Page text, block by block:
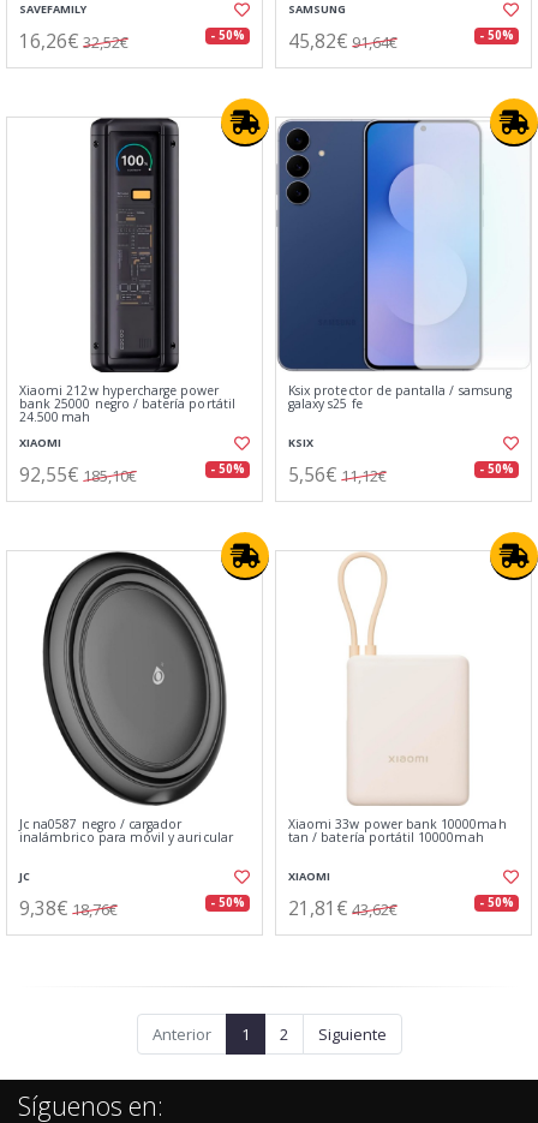
SAVEFAMILY
16,26€ 32,52€ - 50%
SAMSUNG
45,82€ 91,64€ - 50%
Xiaomi 212w hypercharge power
bank 25000 negro / batería portátil
24.500 mah
XIAOMI
92,55€ 185,10€ - 50%
Ksix protector de pantalla / samsung
galaxy s25 fe
KSIX
5,56€ 11,12€ - 50%
Jc na0587 negro / cargador
inalámbrico para móvil y auricular
JC
9,38€ 18,76€ - 50%
Xiaomi 33w power bank 10000mah
tan / batería portátil 10000mah
XIAOMI
21,81€ 43,62€ - 50%
Anterior 1 2 Siguiente
Síguenos en: